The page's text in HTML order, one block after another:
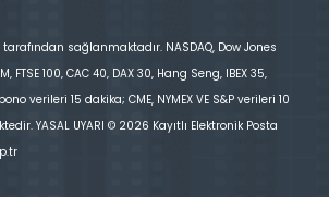
sağlanmaktadır. NASDAQ, Dow Jones
FTSE 100, CAC 40, DAX 30, Hang Seng, IBEX 35,
verileri 15 dakika; CME, NYMEX VE S&P verileri 10
YASAL UYARI © 2026 Kayıtlı Elektronik Posta